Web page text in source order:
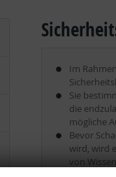
Im
Sie
die
mögliche
Bevor
wird, wird
von